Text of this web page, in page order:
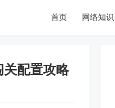
首页 网络知识
配置攻略